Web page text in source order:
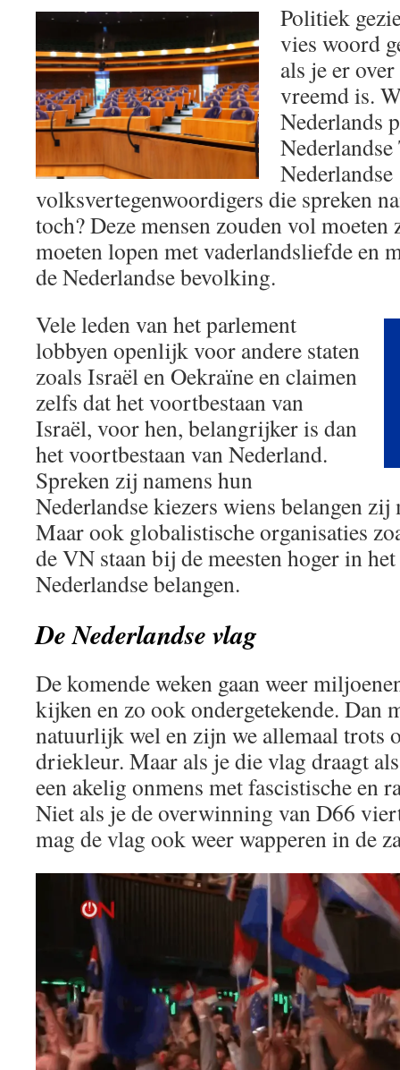
Politiek
vies woord
als je er
vreemd is.
Nederlands
Nederlandse
volksvertegenwoordigers die spreken
toch? Deze mensen zouden vol moeten
moeten lopen met vaderlandsliefde en
de Nederlandse bevolking.
Vele leden van het parlement
lobbyen openlijk voor andere staten
zoals Israël en Oekraïne en claimen
zelfs dat het voortbestaan van
Israël, voor hen, belangrijker is dan
het voortbestaan van Nederland.
Spreken zij namens hun
Nederlandse kiezers wiens belangen zij
Maar ook globalistische organisaties
de VN staan bij de meesten hoger in
Nederlandse belangen.
De Nederlandse vlag
De komende weken gaan weer
kijken en zo ook ondergetekende. Dan
natuurlijk wel en zijn we allemaal trots
driekleur. Maar als je die vlag draagt
een akelig onmens met fascistische en
Niet als je de overwinning van D66
mag de vlag ook weer wapperen in de